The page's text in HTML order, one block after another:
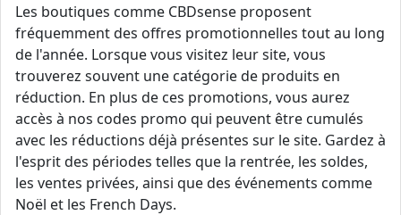
Les boutiques comme CBDsense proposent
fréquemment des offres promotionnelles tout au long
de l'année. Lorsque vous visitez leur site, vous
trouverez souvent une catégorie de produits en
réduction. En plus de ces promotions, vous aurez
accès à nos codes promo qui peuvent être cumulés
avec les réductions déjà présentes sur le site. Gardez à
l'esprit des périodes telles que la rentrée, les soldes,
les ventes privées, ainsi que des événements comme
Noël et les French Days.